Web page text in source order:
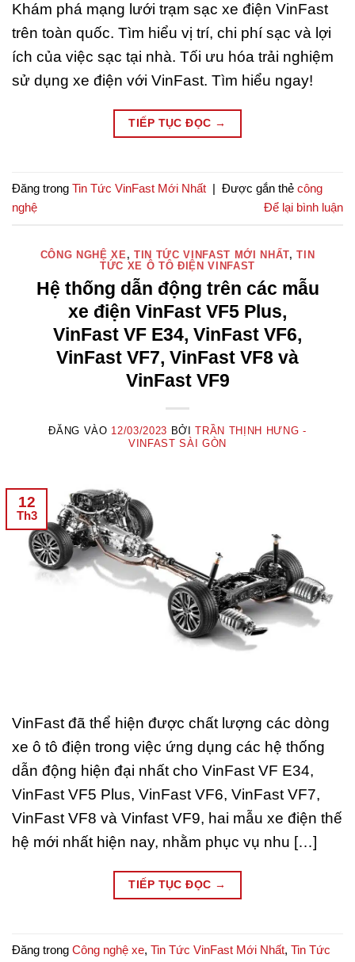
Khám phá mạng lưới trạm sạc xe điện VinFast
trên toàn quốc. Tìm hiểu vị trí, chi phí sạc và lợi
ích của việc sạc tại nhà. Tối ưu hóa trải nghiệm
sử dụng xe điện với VinFast. Tìm hiểu ngay!
TIẾP TỤC ĐỌC →
Đăng trong Tin Tức VinFast Mới Nhất | Được gắn thẻ công
nghệ
Để lại bình luận
CÔNG NGHỆ XE, TIN TỨC VINFAST MỚI NHẤT,TIN
TỨC XE Ô TÔ ĐIỆN VINFAST
Hệ thống dẫn động trên các mẫu
xe điện VinFast VF5 Plus,
VinFast VF E34, VinFast VF6,
VinFast VF7, VinFast VF8 và
VinFast VF9
ĐĂNG VÀO 12/03/2023 BỞITRẦN THỊNH HƯNG -
VINFAST SÀI GÒN
12
Th3
VinFast đã thể hiện được chất lượng các dòng
xe ô tô điện trong việc ứng dụng các hệ thống
dẫn động hiện đại nhất cho VinFast VF E34,
VinFast VF5 Plus, VinFast VF6, VinFast VF7,
VinFast VF8 và Vinfast VF9, hai mẫu xe điện thế
hệ mới nhất hiện nay, nhằm phục vụ nhu […]
TIẾP TỤC ĐỌC →
Đăng trong Công nghệ xe, Tin Tức VinFast Mới Nhất, Tin Tức